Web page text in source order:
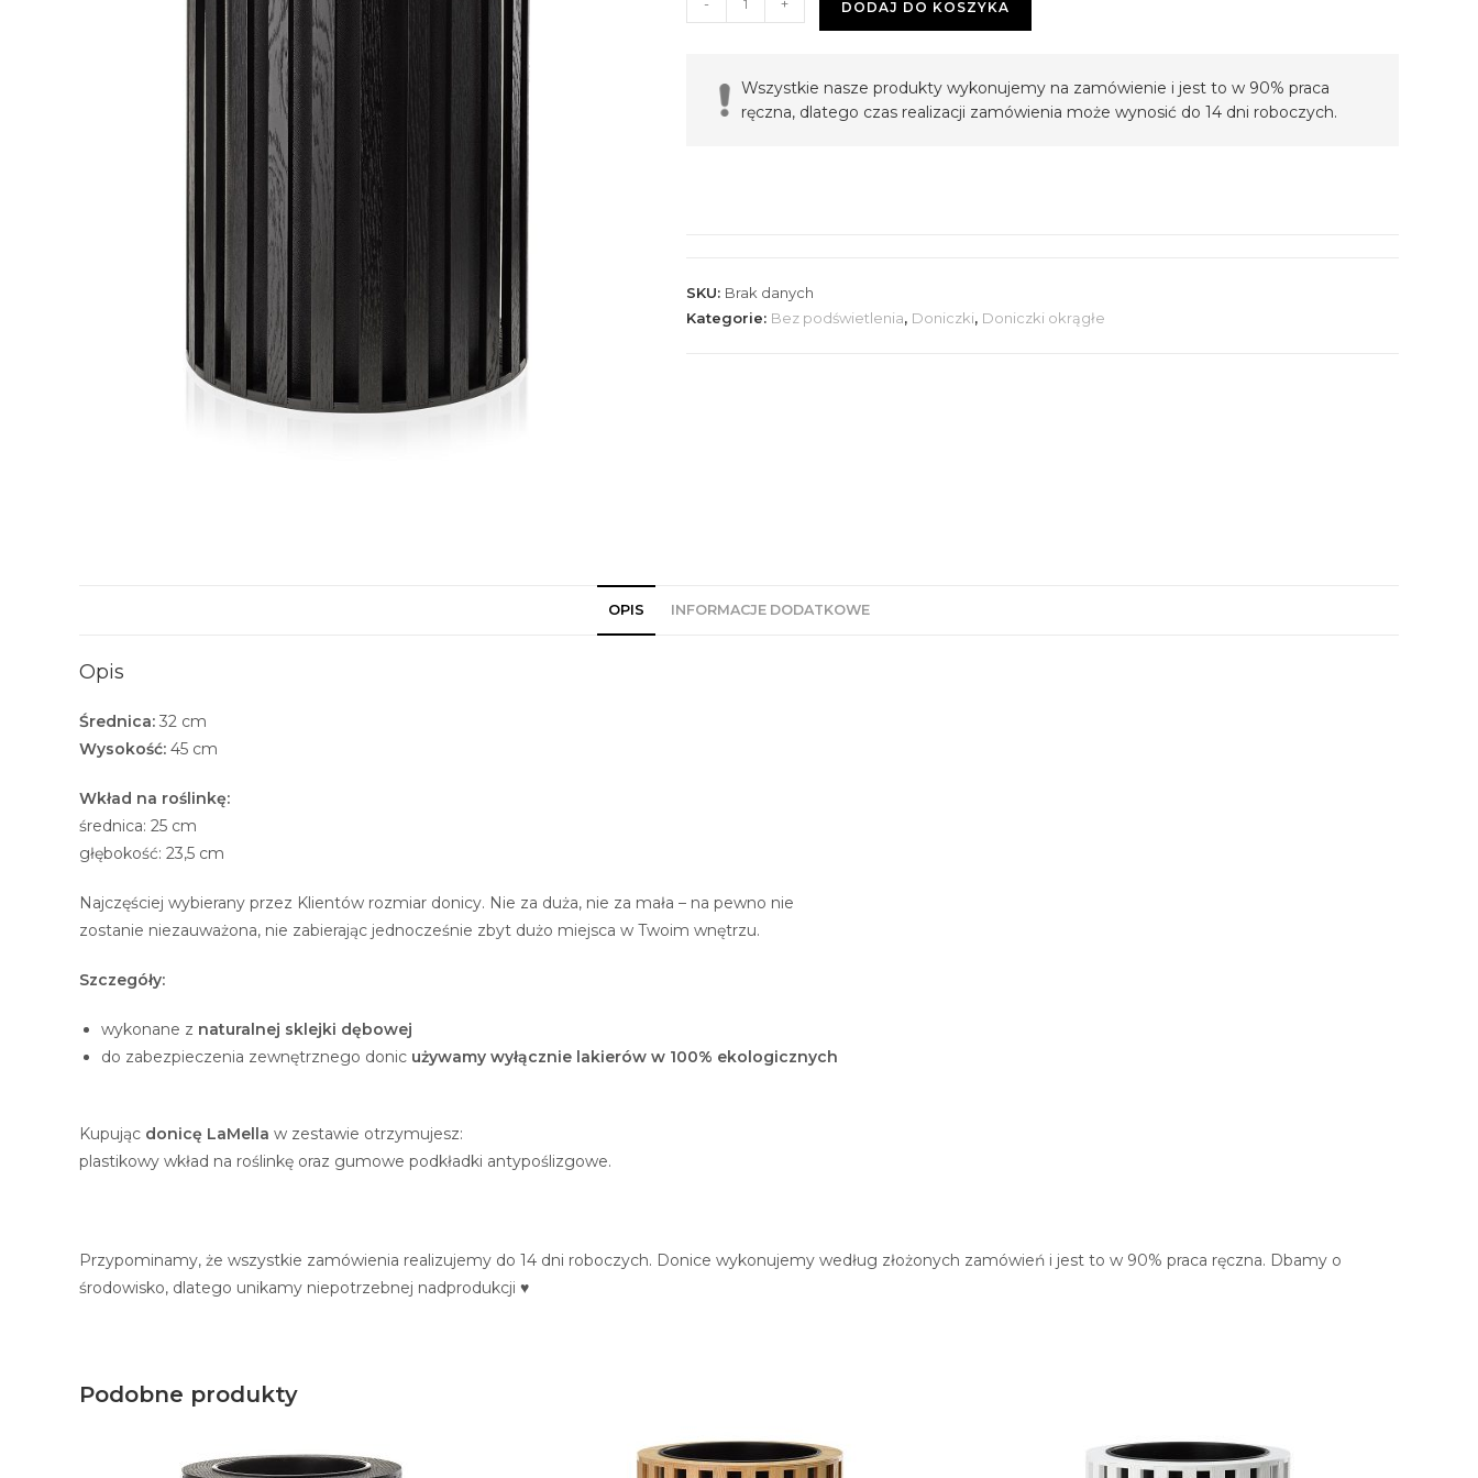
Donica
DODAJ DO KOSZYKA
Wszystkie nasze produkty wykonujemy na zamówienie i jest to w 90% praca
ręczna, dlatego czas realizacji zamówienia może wynosić do 14 dni roboczych.
SKU: Brak danych
Kategorie: Bez podświetlenia, Doniczki, Doniczki okrągłe
OPIS INFORMACJE DODATKOWE
Opis
Średnica: 32 cm
Wysokość: 45 cm
Wkład na roślinkę:
średnica: 25 cm
głębokość: 23,5 cm
Najczęściej wybierany przez Klientów rozmiar donicy. Nie za duża, nie za mała – na pewno nie
zostanie niezauważona, nie zabierając jednocześnie zbyt dużo miejsca w Twoim wnętrzu.
Szczegóły:
wykonane z naturalnej sklejki dębowej
do zabezpieczenia zewnętrznego donic używamy wyłącznie lakierów w 100% ekologicznych
Kupując donicę LaMella w zestawie otrzymujesz:
plastikowy wkład na roślinkę oraz gumowe podkładki antypoślizgowe.
Przypominamy, że wszystkie zamówienia realizujemy do 14 dni roboczych. Donice wykonujemy według złożonych zamówień i jest to w 90% praca ręczna. Dbamy o
środowisko, dlatego unikamy niepotrzebnej nadprodukcji ♥
Podobne produkty